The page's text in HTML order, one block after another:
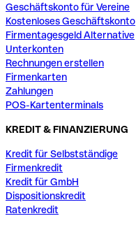
Geschäftskonto für Vereine
Kostenloses Geschäftskonto
Firmentagesgeld Alternative
Unterkonten
Rechnungen erstellen
Firmenkarten
Zahlungen
POS-Kartenterminals
KREDIT & FINANZIERUNG
Kredit für Selbstständige
Firmenkredit
Kredit für GmbH
Dispositionskredit
Ratenkredit